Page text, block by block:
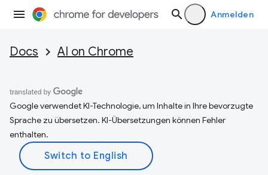
Anmelden
Docs AI on Chrome
Google verwendet KI-Technologie, um Inhalte in Ihre bevorzugte
Sprache zu übersetzen. KI-Übersetzungen können Fehler
enthalten.